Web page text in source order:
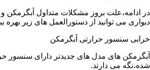
در ادامه،علت بروز مشکلات متداول آبگرمکن
دیواری می توانید از دستورالعمل های زیر بهره
خرابی سنسور حرارتی آبگرمکن
آبگرمکن های مدل های جدیدتر دارای سنسور
شده،نگه می دارند.